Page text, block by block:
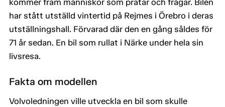
kommer fram människor som pratar och frågar. Bilen
har stått utställd vintertid på Rejmes i Örebro i deras
utställningshall. Förvarad där den en gång såldes för
71 år sedan. En bil som rullat i Närke under hela sin
livsresa.
Fakta om modellen
Volvoledningen ville utveckla en bil som skulle